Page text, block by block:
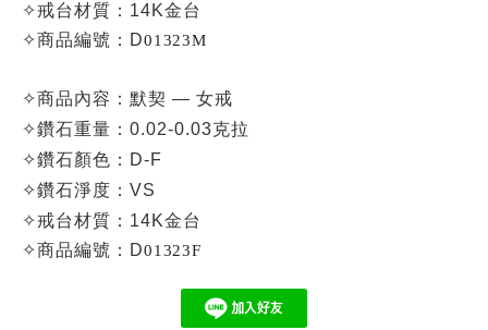
✧戒台材質：14K金台
✧商品編號：D01323M
✧商品內容：默契 — 女戒
✧鑽石重量：0.02-0.03克拉
✧鑽石顏色：D-F
✧鑽石淨度：VS
✧戒台材質：14K金台
✧商品編號：D01323F